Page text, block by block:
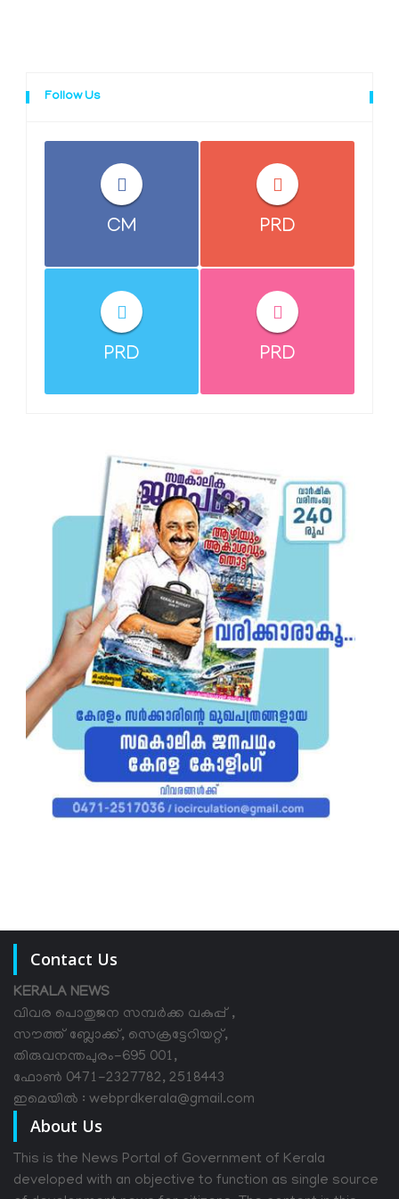
Follow Us
CM PRD
PRD PRD
Contact Us
KERALA NEWS
വിവര പൊതുജന സമ്പര്‍ക്ക വകുപ്പ് ,
സൗത്ത് ബ്ലോക്ക്, സെക്രട്ടേറിയറ്റ്,
തിരുവനന്തപുരം-695 001,
ഫോൺ 0471-2327782, 2518443
ഇമെയിൽ : webprdkerala@gmail.com
About Us
This is the News Portal of Government of Kerala
developed with an objective to function as single source